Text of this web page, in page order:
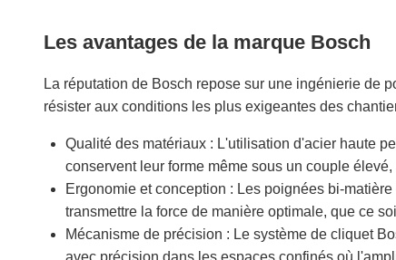
Les avantages de la marque Bosch
La réputation de Bosch repose sur une ingénierie de
résister aux conditions les plus exigeantes des
Qualité des matériaux : L'utilisation d'acier haute
conservent leur forme même sous un couple
Ergonomie et conception : Les poignées bi-
transmettre la force de manière optimale, que ce
Mécanisme de précision : Le système de cliquet